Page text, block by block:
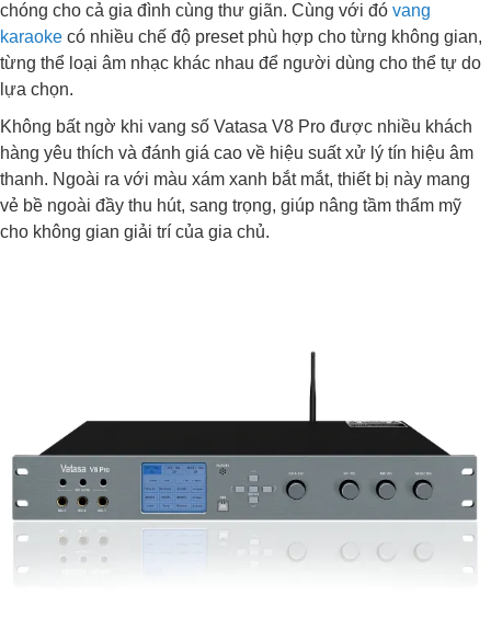
chóng cho cả gia đình cùng thư giãn. Cùng với đó vang
karaoke có nhiều chế độ preset phù hợp cho từng không gian,
từng thể loại âm nhạc khác nhau để người dùng cho thể tự do
lựa chọn.
Không bất ngờ khi vang số Vatasa V8 Pro được nhiều khách
hàng yêu thích và đánh giá cao về hiệu suất xử lý tín hiệu âm
thanh. Ngoài ra với màu xám xanh bắt mắt, thiết bị này mang
vẻ bề ngoài đầy thu hút, sang trọng, giúp nâng tầm thẩm mỹ
cho không gian giải trí của gia chủ.